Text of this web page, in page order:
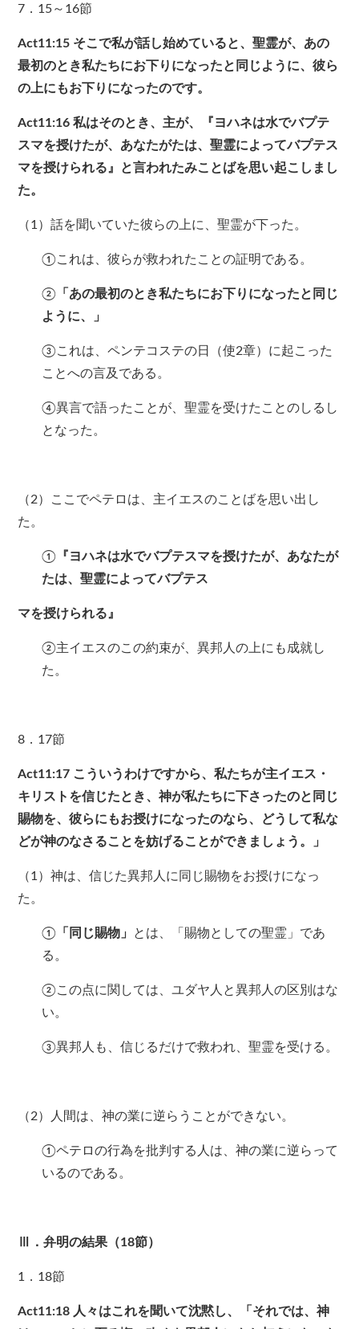
7．15～16節
Act11:15 そこで私が話し始めていると、聖霊が、あの
最初のとき私たちにお下りになったと同じように、彼ら
の上にもお下りになったのです。
Act11:16私はそのとき、主が、『ヨハネは水でバプテ
スマを授けたが、あなたがたは、聖霊によってバプテス
マを授けられる』と言われたみことばを思い起こしまし
た。
（1）話を聞いていた彼らの上に、聖霊が下った。
①これは、彼らが救われたことの証明である。
② 「あの最初のとき私たちにお下りになったと同じ
ように、」
③これは、ペンテコステの日（使2章）に起こった
ことへの言及である。
④異言で語ったことが、聖霊を受けたことのしるし
となった。
（2）ここでペテロは、主イエスのことばを思い出し
た。
① 『ヨハネは水でバプテスマを授けたが、あなたが
たは、聖霊によってバプテス
マを授けられる』
②主イエスのこの約束が、異邦人の上にも成就し
た。
8．17節
Act11:17 こういうわけですから、私たちが主イエス・
キリストを信じたとき、神が私たちに下さったのと同じ
賜物を、彼らにもお授けになったのなら、どうして私な
どが神のなさることを妨げることができましょう。」
（1）神は、信じた異邦人に同じ賜物をお授けになっ
た。
① 「同じ賜物」 とは、「賜物としての聖霊」であ
る。
②この点に関しては、ユダヤ人と異邦人の区別はな
い。
③異邦人も、信じるだけで救われ、聖霊を受ける。
（2）人間は、神の業に逆らうことができない。
①ペテロの行為を批判する人は、神の業に逆らって
いるのである。
Ⅲ．弁明の結果（18節）
1．18節
Act11:18 人々はこれを聞いて沈黙し、「それでは、神